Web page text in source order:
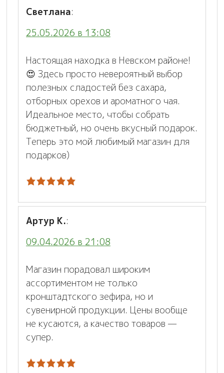
Светлана:
25.05.2026 в 13:08
Настоящая находка в Невском районе!
😍 Здесь просто невероятный выбор
полезных сладостей без сахара,
отборных орехов и ароматного чая.
Идеальное место, чтобы собрать
бюджетный, но очень вкусный подарок.
Теперь это мой любимый магазин для
подарков)
Артур К.:
09.04.2026 в 21:08
Магазин порадовал широким
ассортиментом не только
кронштадтского зефира, но и
сувенирной продукции. Цены вообще
не кусаются, а качество товаров —
супер.